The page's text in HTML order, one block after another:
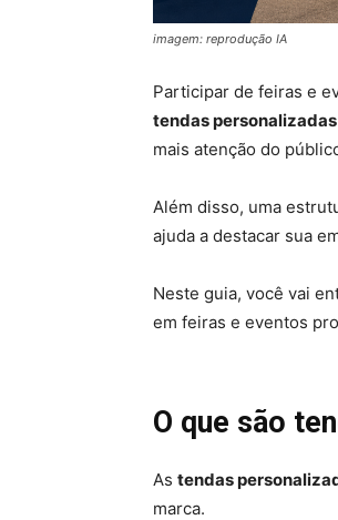
imagem: reprodução IA
Participar de feiras e
tendas personalizadas
mais atenção do
Além disso, uma
ajuda a destacar sua
Neste guia, você vai
em feiras e eventos
O que são
As tendas
marca.